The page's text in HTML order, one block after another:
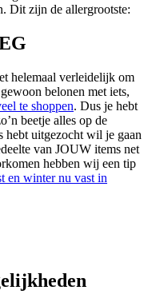
Dit zijn de allergrootste:
helemaal verleidelijk om
belonen met iets,
te shoppen. Dus je hebt
beetje alles op de
hebt uitgezocht wil je gaan
van JOUW items net
hebben wij een tip
en winter nu vast in